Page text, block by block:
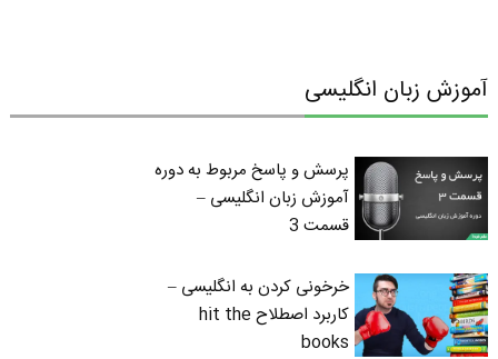
آموزش زبان انگلیسی
پرسش و پاسخ مربوط به دوره
آموزش زبان انگلیسی –
قسمت 3
خرخونی کردن به انگلیسی –
کاربرد اصطلاح hit the
books